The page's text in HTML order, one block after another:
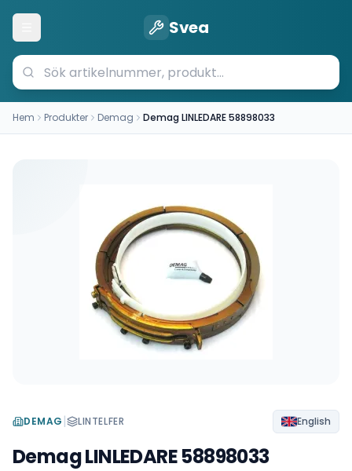
Öppna meny Svea
Hem Produkter Demag Demag LINLEDARE 58898033
DEMAG | LINTELFER English
Demag LINLEDARE 58898033